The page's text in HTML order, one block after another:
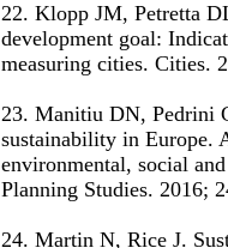
22. Klopp JM, Petretta
development goal:
measuring cities. Cities.
23. Manitiu DN, Pedrini
sustainability in Europe.
environmental, social
Planning Studies. 2016;
24. Martin N, Rice J.